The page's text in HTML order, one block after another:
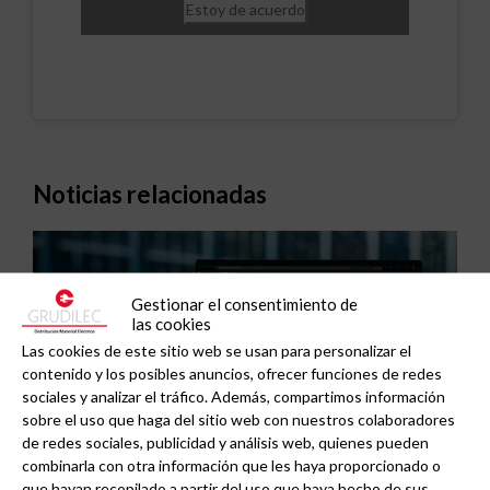
Gestionar el consentimiento de
las cookies
Las cookies de este sitio web se usan para personalizar el
contenido y los posibles anuncios, ofrecer funciones de redes
sociales y analizar el tráfico. Además, compartimos información
sobre el uso que haga del sitio web con nuestros colaboradores
de redes sociales, publicidad y análisis web, quienes pueden
combinarla con otra información que les haya proporcionado o
Estoy de acuerdo
Noticias relacionadas